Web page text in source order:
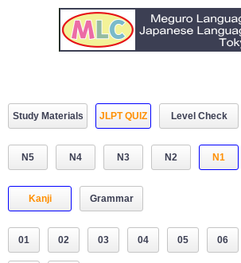
Study Materials JLPT QUIZ Level Check
N5 N4 N3 N2 N1
Kanji Grammar
01 02 03 04 05 06